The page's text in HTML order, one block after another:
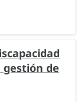
gestión de